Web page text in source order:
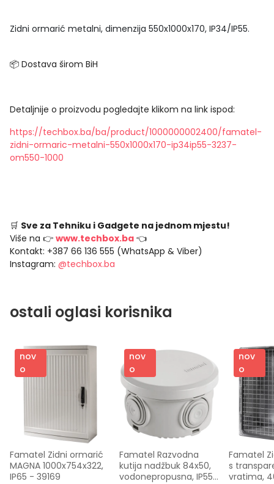
Zidni ormarić metalni, dimenzija 550x1000x170, IP34/IP55.
📦 Dostava širom BiH
Detaljnije o proizvodu pogledajte klikom na link ispod:
https://techbox.ba/ba/product/1000000002400/famatel-
zidni-ormaric-metalni-550x1000x170-ip34ip55-3237-
om550-1000
🛒 Sve za Tehniku i Gadgete na jednom mjestu!
Više na 👉 www.techbox.ba 👈
Kontakt: +387 66 136 555 (WhatsApp & Viber)
Instagram: @techbox.ba
ostali oglasi korisnika
nov
o
Famatel Zidni ormarić
MAGNA 1000x754x322,
IP65 - 39169
nov
o
Famatel Razvodna
kutija nadžbuk 84x50,
vodonepropusna, IP55
nov
o
Famatel
s
vratima,